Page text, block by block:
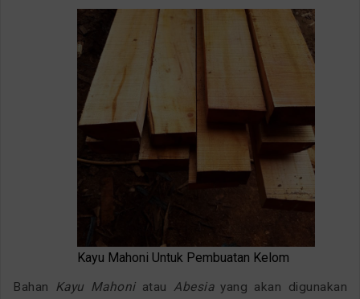
Kayu Mahoni Untuk Pembuatan Kelom
Bahan Kayu Mahoni atauAbesiayang akan digunakan